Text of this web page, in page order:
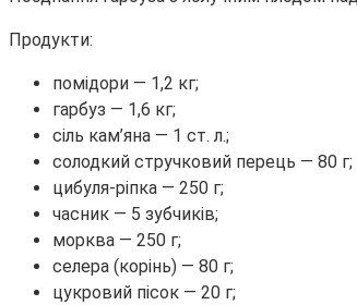
Продукти:
помідори — 1,2 кг;
гарбуз — 1,6 кг;
сіль кам’яна — 1 ст. л.;
солодкий стручковий перець — 80 г;
цибуля-ріпка — 250 г;
часник — 5 зубчиків;
морква — 250 г;
селера (корінь) — 80 г;
цукровий пісок — 20 г;